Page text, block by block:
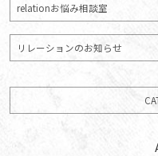
relationお悩み相談室
リレーションのお知らせ